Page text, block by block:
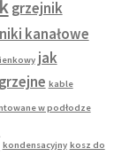
grzejnik
kanałowe
jak
kable
w podłodze
kondensacyjny kosz do